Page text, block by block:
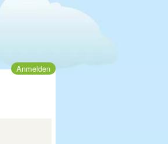
Anmelden